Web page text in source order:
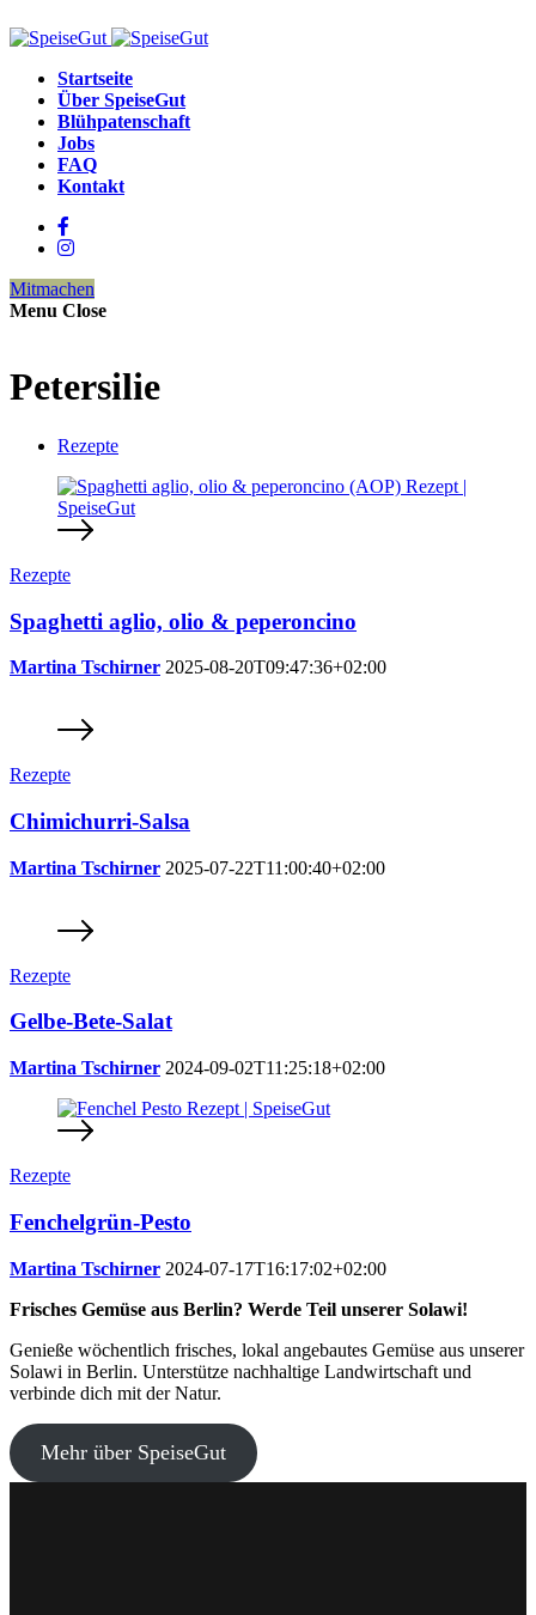
Startseite
Über SpeiseGut
Blühpatenschaft
Jobs
FAQ
Kontakt
Mitmachen
Menu Close
Petersilie
Rezepte
Rezepte
Spaghetti aglio, olio & peperoncino
Martina Tschirner 2025-08-20T09:47:36+02:00
Rezepte
Chimichurri-Salsa
Martina Tschirner 2025-07-22T11:00:40+02:00
Rezepte
Gelbe-Bete-Salat
Martina Tschirner 2024-09-02T11:25:18+02:00
Rezepte
Fenchelgrün-Pesto
Martina Tschirner 2024-07-17T16:17:02+02:00
Frisches Gemüse aus Berlin? Werde Teil unserer Solawi!
Genieße wöchentlich frisches, lokal angebautes Gemüse aus unserer
Solawi in Berlin. Unterstütze nachhaltige Landwirtschaft und
verbinde dich mit der Natur.
Mehr über SpeiseGut